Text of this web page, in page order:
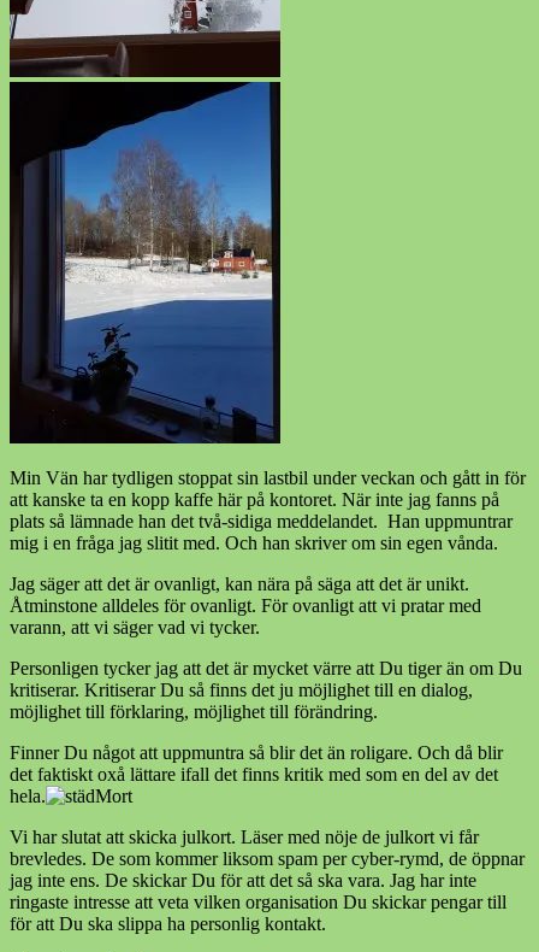
Min Vän har tydligen stoppat sin lastbil under veckan och gått in för
att kanske ta en kopp kaffe här på kontoret. När inte jag fanns på
plats så lämnade han det två-sidiga meddelandet. Han uppmuntrar
mig i en fråga jag slitit med. Och han skriver om sin egen vånda.
Jag säger att det är ovanligt, kan nära på säga att det är unikt.
Åtminstone alldeles för ovanligt. För ovanligt att vi pratar med
varann, att vi säger vad vi tycker.
Personligen tycker jag att det är mycket värre att Du tiger än om Du
kritiserar. Kritiserar Du så finns det ju möjlighet till en dialog,
möjlighet till förklaring, möjlighet till förändring.
Finner Du något att uppmuntra så blir det än roligare. Och då blir
det faktiskt oxå lättare ifall det finns kritik med som en del av det
hela.
Vi har slutat att skicka julkort. Läser med nöje de julkort vi får
brevledes. De som kommer liksom spam per cyber-rymd, de öppnar
jag inte ens. De skickar Du för att det så ska vara. Jag har inte
ringaste intresse att veta vilken organisation Du skickar pengar till
för att Du ska slippa ha personlig kontakt.